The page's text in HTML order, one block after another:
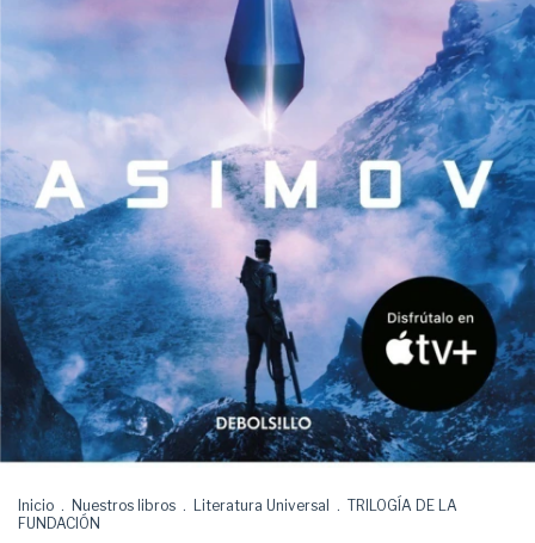
Inicio . Nuestros libros . Literatura Universal . TRILOGÍA DE LA
FUNDACIÓN